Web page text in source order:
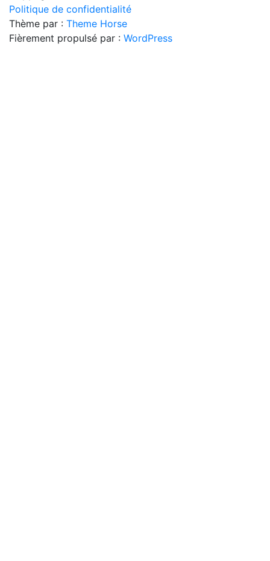
Politique de confidentialité
Thème par : Theme Horse
Fièrement propulsé par : WordPress